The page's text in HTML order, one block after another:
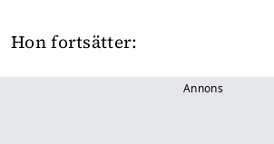
Hon fortsätter:
Annons